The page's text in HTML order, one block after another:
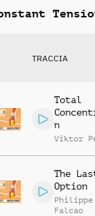
TRACCIA
Total
n
Viktor
The
Option
Philippe
Falcao